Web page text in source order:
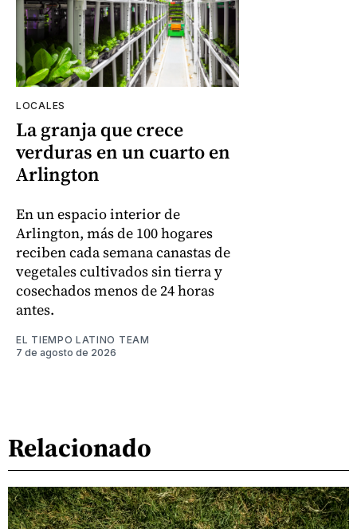
LOCALES
La granja que crece
verduras en un cuarto en
Arlington
En un espacio interior de
Arlington, más de 100 hogares
reciben cada semana canastas de
vegetales cultivados sin tierra y
cosechados menos de 24 horas
antes.
EL TIEMPO LATINO TEAM
7 de agosto de 2026
Relacionado